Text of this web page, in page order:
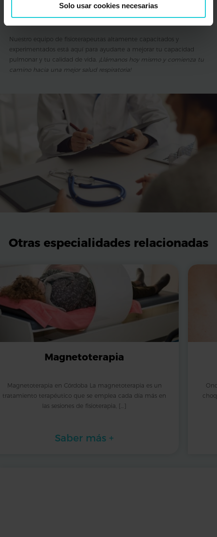
Solo usar cookies necesarias
ofrecer un servicio de fisioterapia respiratoria de alta calidad para
Nuestro equipo de fisioterapeutas altamente capacitados y
experimentados está aquí para ayudarte a mejorar tu capacidad
pulmonar y tu calidad de vida. ¡Llámanos hoy mismo y comienza tu
camino hacia una mejor salud respiratoria!
Otras especialidades relacionadas
Magnetoterapia
Magnetoterapia en Córdoba La magnetoterapia es un
tratamiento terapéutico que se emplea cada día más en
las sesiones de fisioterapia, […]
Saber más +